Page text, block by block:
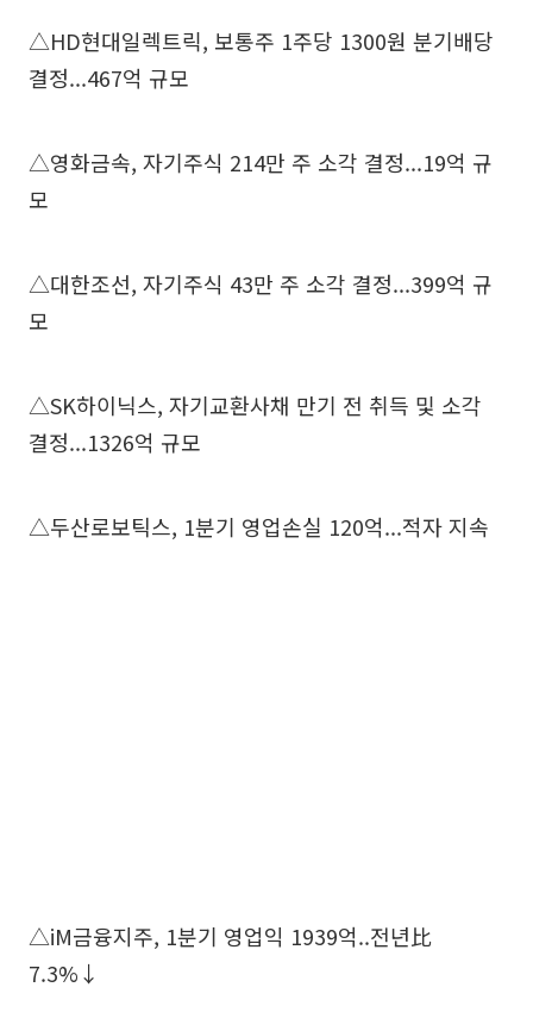
△HD현대일렉트릭, 보통주 1주당 1300원 분기배당
결정...467억 규모
△영화금속, 자기주식 214만 주 소각 결정...19억 규
모
△대한조선, 자기주식 43만 주 소각 결정...399억 규
모
△SK하이닉스, 자기교환사채 만기 전 취득 및 소각
결정...1326억 규모
△두산로보틱스, 1분기 영업손실 120억...적자 지속
△iM금융지주, 1분기 영업익 1939억..전년比
7.3%↓